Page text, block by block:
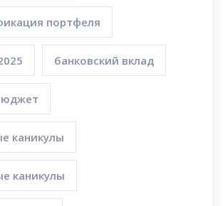
портфеля
банковский вклад
каникулы
каникулы